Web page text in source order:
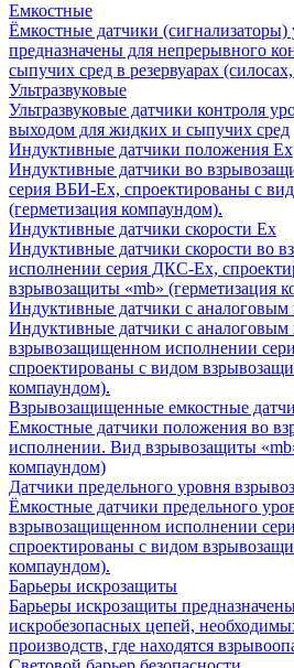
Емкостные
Ёмкостные датчики
предназначены для непрерывного
сыпучих сред в резервуарах
Ультразвуковые
Ультразвуковые датчики контроля
выходом для жидких и сыпучих сред
Индуктивные датчики положения Ех
Индуктивные датчики во
серия ВБИ-Ех, спроектированы с
(герметизация компаундом).
Индуктивные датчики скорости Ех
Индуктивные датчики скорости во
исполнении серия ДКС-Ех,
взрывозащиты «mb» (герметизация
Индуктивные датчики с
Индуктивные датчики с
взрывозащищенном исполнении
спроектированы с видом
компаундом).
Взрывозащищенные емкостные
Емкостные датчики положения во
исполнении. Вид взрывозащиты
компаундом)
Датчики предельного уровня
Ёмкостные датчики предельного
взрывозащищенном исполнении
спроектированы с видом
компаундом).
Барьеры искрозащиты
Барьеры искрозащиты
искробезопасных цепей,
производств, где находятся